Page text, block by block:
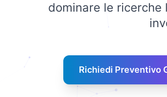
dominare le ricerche
Richiedi Preventivo